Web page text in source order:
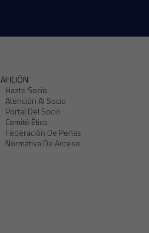
AFICIÓN
Hazte Socio
Atención Al Socio
Portal Del Socio
Comité Ético
Federación De Peñas
Normativa De Acceso